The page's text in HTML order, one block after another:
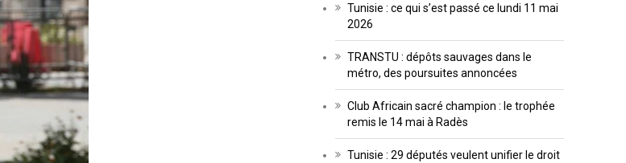
Tunisie : ce qui s’est passé ce lundi 11 mai
2026
TRANSTU : dépôts sauvages dans le
métro, des poursuites annoncées
Club Africain sacré champion : le trophée
remis le 14 mai à Radès
Tunisie : 29 députés veulent unifier le droit